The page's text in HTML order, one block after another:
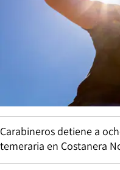
Carabineros detiene a
temeraria en Costanera